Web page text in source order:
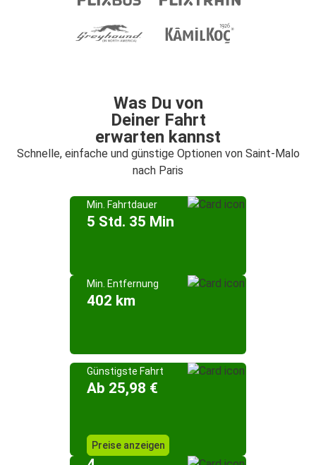
Was Du von
Deiner Fahrt
erwarten kannst
Schnelle, einfache und günstige Optionen von Saint-Malo
nach Paris
Min. Fahrtdauer
5 Std. 35 Min
Min. Entfernung
402 km
Günstigste Fahrt
Ab 25,98 €
Preise anzeigen